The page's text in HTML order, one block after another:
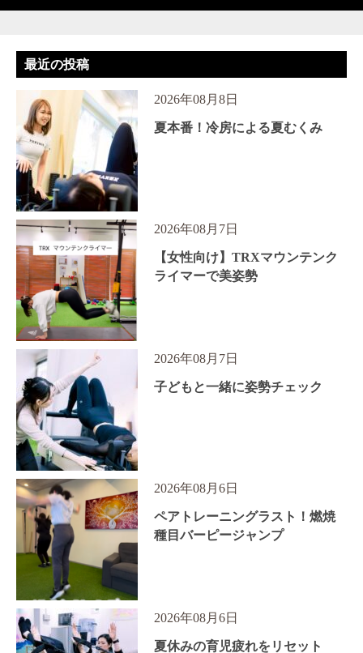
最近の投稿
2026年08月8日
夏本番！冷房による夏むくみ
2026年08月7日
【女性向け】TRXマウンテンク
ライマーで美姿勢
2026年08月7日
子どもと一緒に姿勢チェック
2026年08月6日
ペアトレーニングラスト！燃焼
種目バーピージャンプ
2026年08月6日
夏休みの育児疲れをリセット